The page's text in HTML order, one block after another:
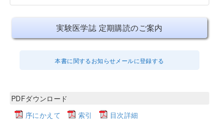
実験医学誌 定期購読のご案内
本書に関するお知らせメールに登録する
PDFダウンロード
序にかえて
索引 目次詳細